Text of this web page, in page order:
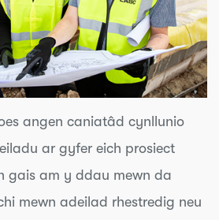
angen caniatâd cynllunio
ar gyfer eich prosiect
gais am y ddau mewn da
mewn adeilad rhestredig neu